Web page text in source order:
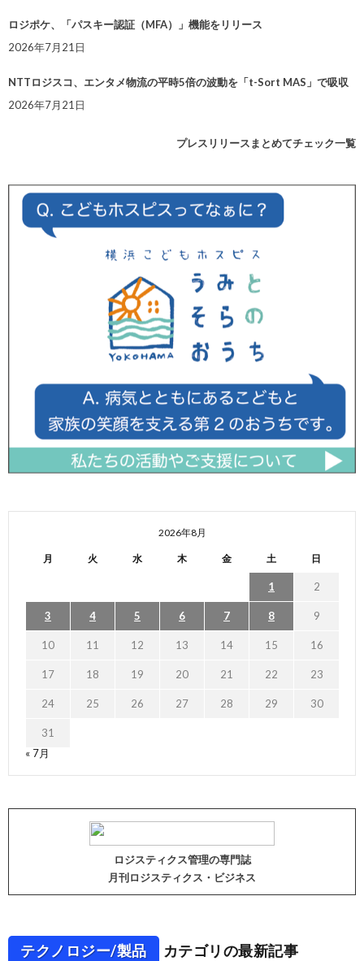
ロジポケ、「パスキー認証（MFA）」機能をリリース
2026年7月21日
NTTロジスコ、エンタメ物流の平時5倍の波動を「t-Sort MAS」で吸収
2026年7月21日
プレスリリースまとめてチェック一覧
2026年8月
月 火 水 木 金 土 日
1 2
3 4 5 6 7 8 9
10 11 12 13 14 15 16
17 18 19 20 21 22 23
24 25 26 27 28 29 30
31
« 7月
ロジスティクス管理の専門誌
月刊ロジスティクス・ビジネス
テクノロジー/製品 カテゴリの最新記事